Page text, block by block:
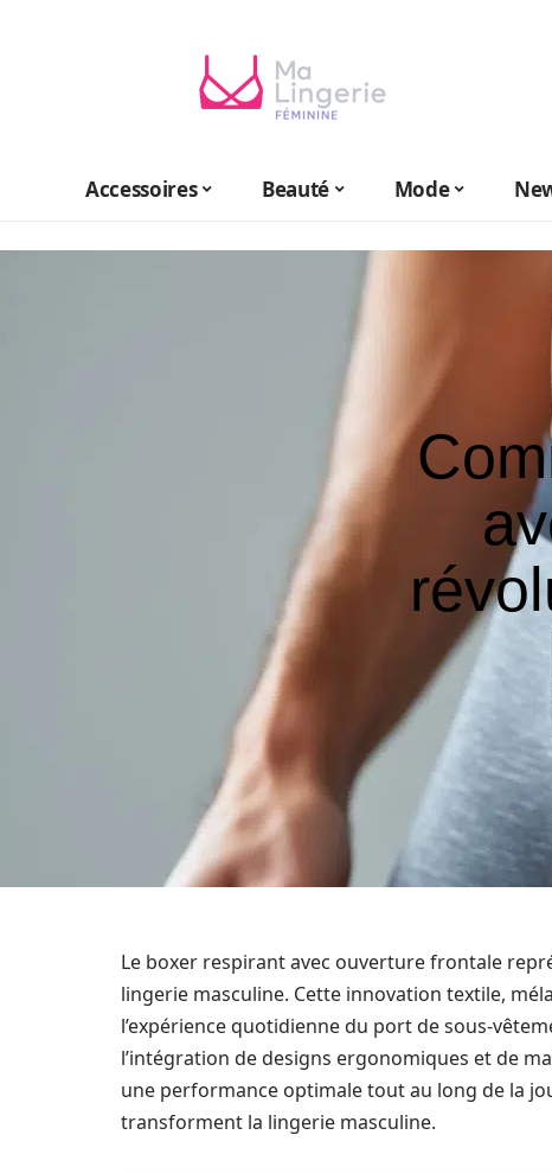
Accessoires Beauté Mode
Le boxer respirant avec ouverture frontale
lingerie masculine. Cette innovation textile,
l’expérience quotidienne du port de sous-
l’intégration de designs ergonomiques et de
une performance optimale tout au long de la
transforment la lingerie masculine.